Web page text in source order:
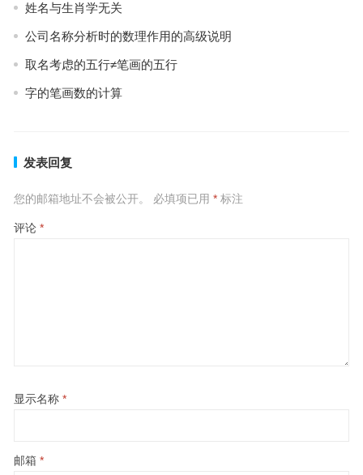
姓名与生肖学无关
公司名称分析时的数理作用的高级说明
取名考虑的五行≠笔画的五行
字的笔画数的计算
发表回复
您的邮箱地址不会被公开。 必填项已用 *标注
评论 *
显示名称 *
邮箱 *